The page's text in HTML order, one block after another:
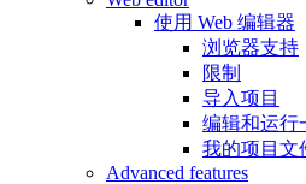
使用 Web 编辑器
浏览器支持
限制
导入项目
编辑和运行
我的项目文
Advanced features